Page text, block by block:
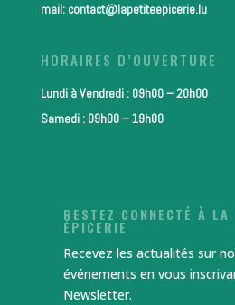
mail: contact@lapetiteepicerie.lu
HORAIRES D’OUVERTURE
Lundi à Vendredi : 09h00 – 20h00
Samedi : 09h00 – 19h00
RESTEZ CONNECTÉ À LA
ÉPICERIE
Recevez les actualités sur
événements en vous
Newsletter.